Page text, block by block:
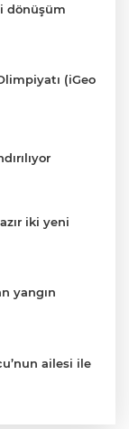
dönüşüm
(iGeo
iki yeni
yangın
ailesi ile